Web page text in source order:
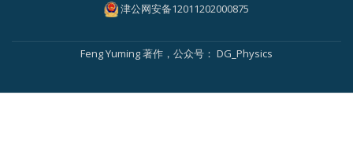
单
津公网安备12011202000875
Feng Yuming著作，公众号： DG_Physics